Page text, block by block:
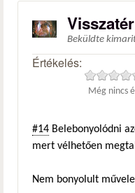
Beküldte
Értékelés:
Még nincs
#14 Belebonyolódni
mert vélhetően
Nem bonyolult